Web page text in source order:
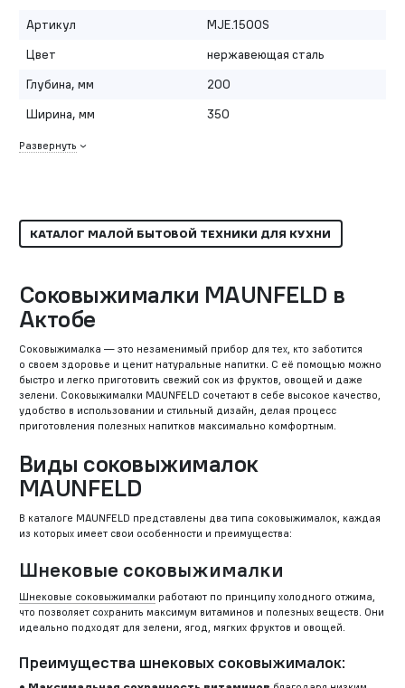
Артикул
MJE.1500S
Цвет
нержавеющая сталь
Глубина, мм
200
Ширина, мм
350
Развернуть
КАТАЛОГ МАЛОЙ БЫТОВОЙ ТЕХНИКИ ДЛЯ КУХНИ
Соковыжималки MAUNFELD в
Актобе
Соковыжималка — это незаменимый прибор для тех, кто заботится
о своем здоровье и ценит натуральные напитки. С её помощью можно
быстро и легко приготовить свежий сок из фруктов, овощей и даже
зелени. Соковыжималки MAUNFELD сочетают в себе высокое качество,
удобство в использовании и стильный дизайн, делая процесс
приготовления полезных напитков максимально комфортным.
Виды соковыжималок
MAUNFELD
В каталоге MAUNFELD представлены два типа соковыжималок, каждая
из которых имеет свои особенности и преимущества:
Шнековые соковыжималки
Шнековые соковыжималки работают по принципу холодного отжима,
что позволяет сохранить максимум витаминов и полезных веществ. Они
идеально подходят для зелени, ягод, мягких фруктов и овощей.
Преимущества шнековых соковыжималок: